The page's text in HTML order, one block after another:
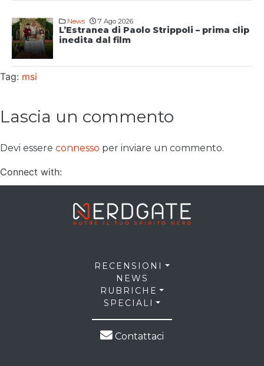
News 7 Ago 2026
L’Estranea di Paolo Strippoli – prima clip
inedita dal film
Tag: msi
Lascia un commento
Devi essere connesso per inviare un commento.
Connect with:
RECENSIONI
NEWS
RUBRICHE
SPECIALI
Contattaci